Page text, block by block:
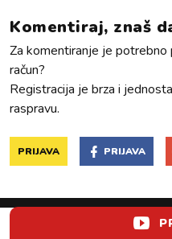
Komentiraj, znaš
Za komentiranje je potrebno
račun?
Registracija je brza i
raspravu.
PRIJAVA PRIJAVA